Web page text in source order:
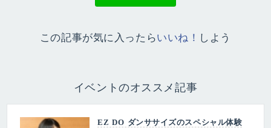
この記事が気に入ったらいいね！ しよう
イベントのオススメ記事
EZ DO ダンササイズのスペシャル体験